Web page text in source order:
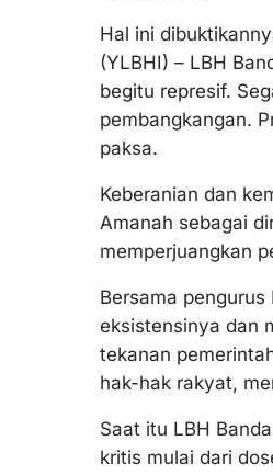
Hal ini
(YLBHI) – LBH
begitu represif.
pembangkangan.
paksa.
Keberanian dan
Amanah sebagai
memperjuangkan
Bersama
eksistensinya dan
tekanan
hak-hak rakyat,
Saat itu LBH
kritis mulai dari